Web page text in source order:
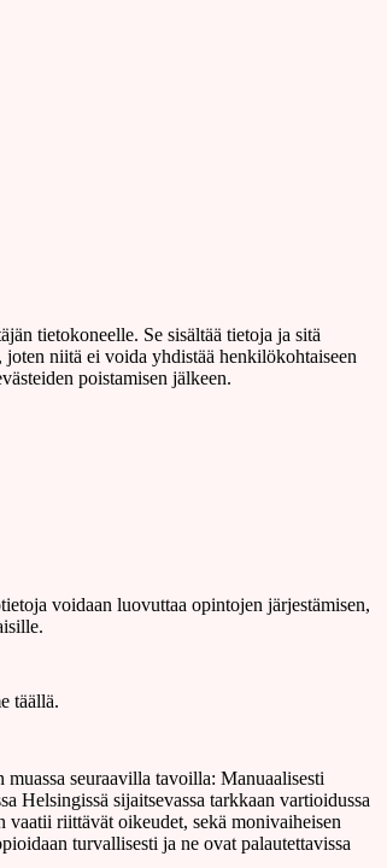
tietokoneelle. Se sisältää tietoja ja sitä
niitä ei voida yhdistää henkilökohtaiseen
poistamisen jälkeen.
voidaan luovuttaa opintojen järjestämisen,
täällä.
seuraavilla tavoilla: Manuaalisesti
Helsingissä sijaitsevassa tarkkaan vartioidussa
riittävät oikeudet, sekä monivaiheisen
turvallisesti ja ne ovat palautettavissa